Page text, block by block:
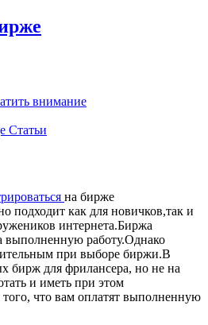
внимание
Статьи
на бирже
подходит как для новичков,так и
интернета.Биржа
выполненную работу.Однако
при выборе биржи.В
бирж для фрилансера, но не на
и иметь при этом
что вам оплатят выполненную